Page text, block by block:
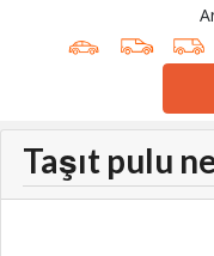
Taşıt pulu